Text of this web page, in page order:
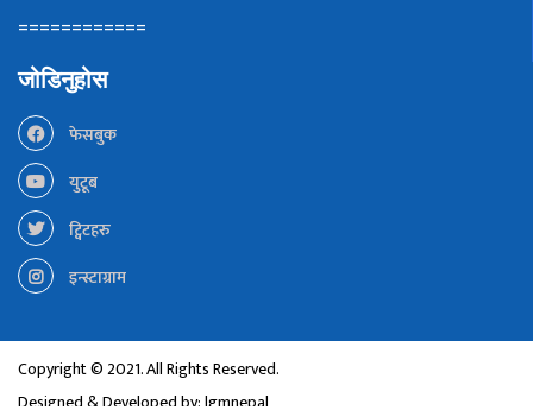
============
जोडिनुहोस
फेसबुक
युटूब
ट्विटहरु
इन्स्टाग्राम
Copyright © 2021. All Rights Reserved.
Designed & Developed by:lgmnepal